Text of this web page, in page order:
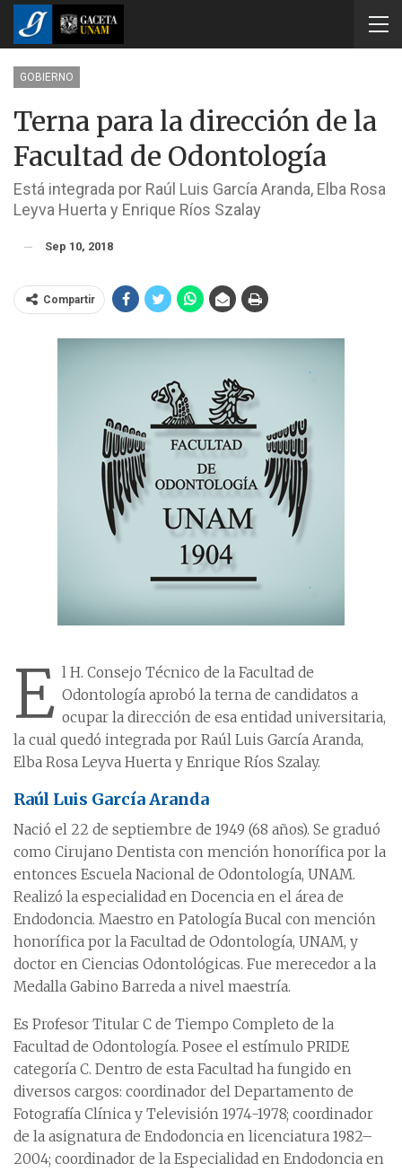
GOBIERNO
Terna para la dirección de la
Facultad de Odontología
Está integrada por Raúl Luis García Aranda, Elba Rosa
Leyva Huerta y Enrique Ríos Szalay
Sep 10, 2018
Compartir
E l H. Consejo Técnico de la Facultad de
Odontología aprobó la terna de candidatos a
ocupar la dirección de esa entidad universitaria,
la cual quedó integrada por Raúl Luis García Aranda,
Elba Rosa Leyva Huerta y Enrique Ríos Szalay.
Raúl Luis García Aranda
Nació el 22 de septiembre de 1949 (68 años). Se graduó
como Cirujano Dentista con mención honorífica por la
entonces Escuela Nacional de Odontología, UNAM.
Realizó la especialidad en Docencia en el área de
Endodoncia. Maestro en Patología Bucal con mención
honorífica por la Facultad de Odontología, UNAM, y
doctor en Ciencias Odontológicas. Fue merecedor a la
Medalla Gabino Barreda a nivel maestría.
Es Profesor Titular C de Tiempo Completo de la
Facultad de Odontología. Posee el estímulo PRIDE
categoría C. Dentro de esta Facultad ha fungido en
diversos cargos: coordinador del Departamento de
Fotografía Clínica y Televisión 1974-1978; coordinador
de la asignatura de Endodoncia en licenciatura 1982–
2004; coordinador de la Especialidad en Endodoncia en